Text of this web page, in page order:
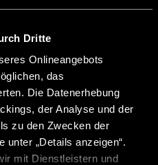
Dritte
Onlineangebots
das
Die Datenerhebung
der Analyse und der
zu den Zwecken der
unter „Details anzeigen“.
mit Dienstleistern und